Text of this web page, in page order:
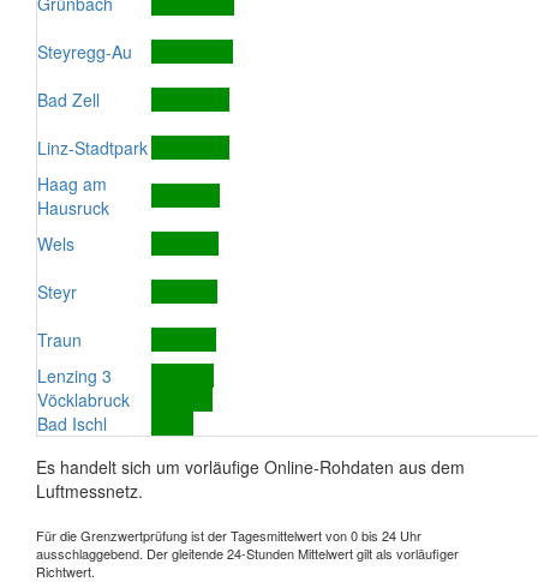
Steyregg-Au
Bad Zell
Linz-Stadtpark
Haag am
Hausruck
Wels
Steyr
Traun
Lenzing 3
Vöcklabruck
Bad Ischl
Es handelt sich um vorläufige Online-Rohdaten aus dem
Luftmessnetz.
Für die Grenzwertprüfung ist der Tagesmittelwert von 0 bis 24 Uhr
ausschlaggebend. Der gleitende 24-Stunden Mittelwert gilt als vorläufiger
Richtwert.